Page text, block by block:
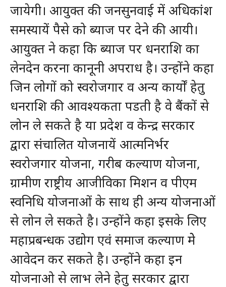
जायेगी। आयुक्त की जनसुनवाई में अधिकांश
समस्यायें पैसे को ब्याज पर देने की आयी।
आयुक्त ने कहा कि ब्याज पर धनराशि का
लेनदेन करना कानूनी अपराध है। उन्होंने कहा
जिन लोगों को स्वरोजगार व अन्य कार्यों हेतु
धनराशि की आवश्यकता पडती है वे बैंकों से
लोन ले सकते है या प्रदेश व केन्द्र सरकार
द्वारा संचालित योजनायें आत्मनिर्भर
स्वरोजगार योजना, गरीब कल्याण योजना,
ग्रामीण राष्ट्रीय आजीविका मिशन व पीएम
स्वनिधि योजनाओं के साथ ही अन्य योजनाओं
से लोन ले सकते है। उन्होंने कहा इसके लिए
महाप्रबन्धक उद्योग एवं समाज कल्याण मेे
आवेदन कर सकते है। उन्होंने कहा इन
योजनाओ से लाभ लेने हेतु सरकार द्वारा